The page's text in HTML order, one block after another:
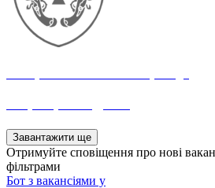
Завантажити ще
Отримуйте сповіщення про нові
фільтрами
Бот з вакансіями у